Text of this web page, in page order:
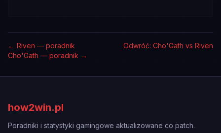
← Riven — poradnik
Odwróć: Cho'Gath vs Riven
Cho'Gath — poradnik →
how2win.pl
Poradniki i statystyki gamingowe aktualizowane co patch.